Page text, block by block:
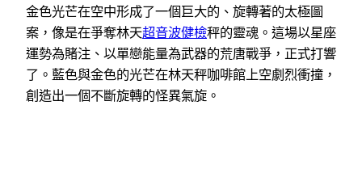
金色光芒在空中形成了一個巨大的、旋轉著的太極圖
案，像是在爭奪林天超音波健檢秤的靈魂。這場以星座
運勢為賭注、以單戀能量為武器的荒唐戰爭，正式打響
了。藍色與金色的光芒在林天秤咖啡館上空劇烈衝撞，
創造出一個不斷旋轉的怪異氣旋。